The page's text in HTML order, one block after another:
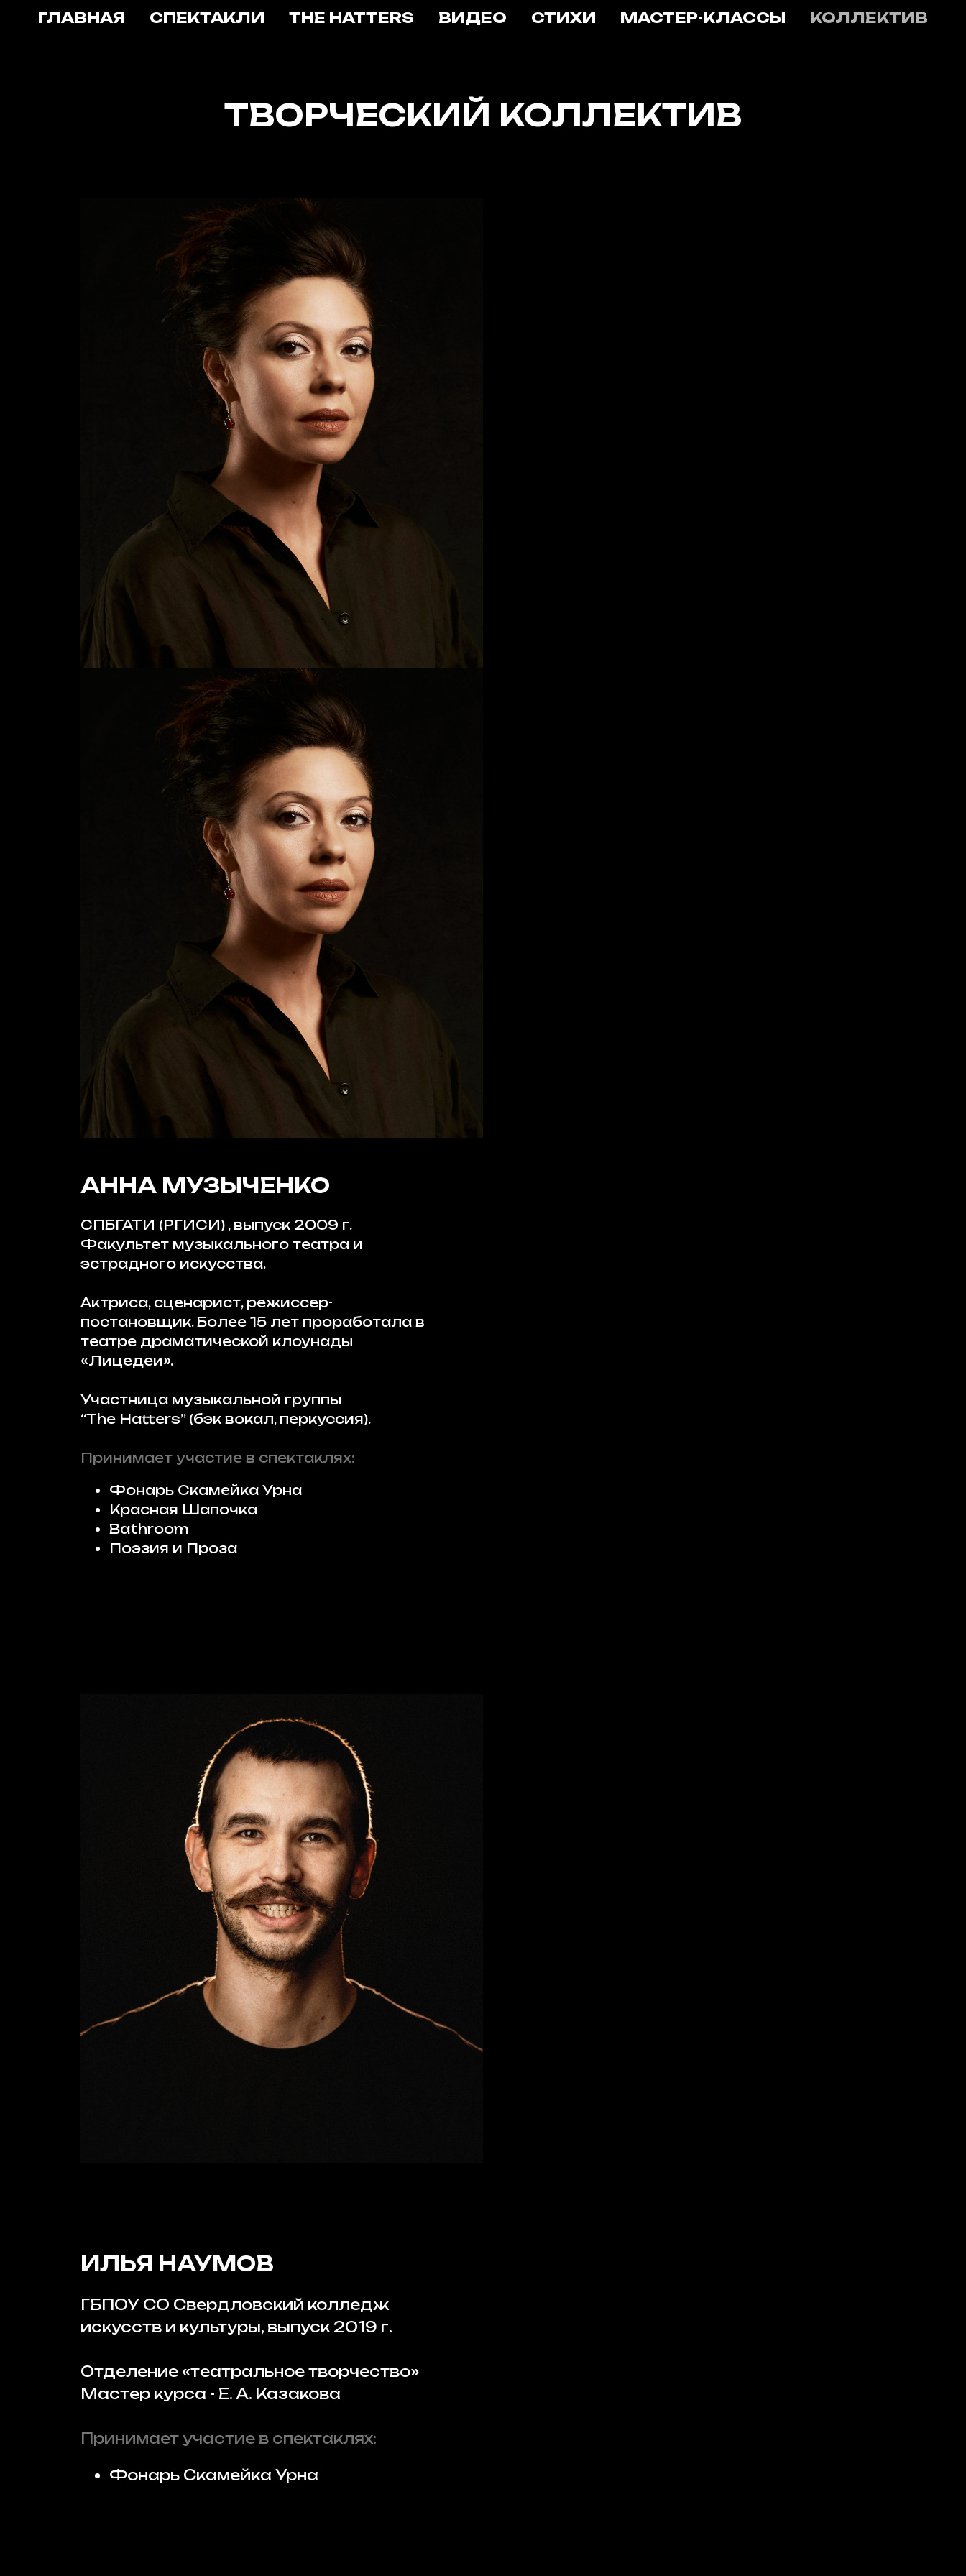
ГЛАВНАЯ СПЕКТАКЛИ THE HATTERS ВИДЕО СТИХИ МАСТЕР-КЛАССЫ КОЛЛЕКТИВ
ТВОРЧЕСКИЙ КОЛЛЕКТИВ
АННА МУЗЫЧЕНКО
СПБГАТИ (РГИСИ) , выпуск 2009 г.
Факультет музыкального театра и
эстрадного искусства.
Актриса, сценарист, режиссер-
постановщик. Более 15 лет проработала в
театре драматической клоунады
«Лицедеи».
Участница музыкальной группы
“The Hatters” (бэк вокал, перкуссия).
Принимает участие в спектаклях:
Фонарь Скамейка Урна
Красная Шапочка
Bathroom
Поэзия и Проза
ИЛЬЯ НАУМОВ
ГБПОУ СО Свердловский колледж
искусств и культуры, выпуск 2019 г.
Отделение «театральное творчество»
Мастер курса - Е. А. Казакова
Принимает участие в спектаклях:
Фонарь Скамейка Урна